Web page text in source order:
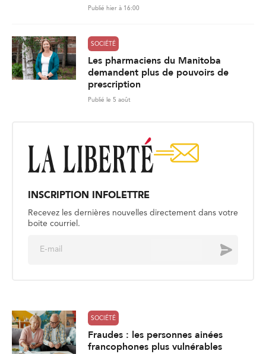
Publié hier à 16:00
SOCIÉTÉ
Les pharmaciens du Manitoba
demandent plus de pouvoirs de
prescription
Publié le 5 août
INSCRIPTION INFOLETTRE
Recevez les dernières nouvelles directement dans votre
boite courriel.
Envoyer
SOCIÉTÉ
Fraudes : les personnes ainées
francophones plus vulnérables